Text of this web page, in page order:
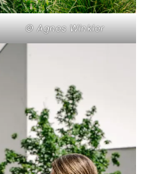
© Agnes Winkler